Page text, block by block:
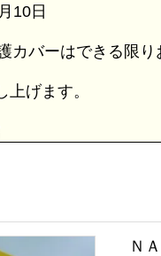
10日
バーはできる限り
げます。
Ｎ